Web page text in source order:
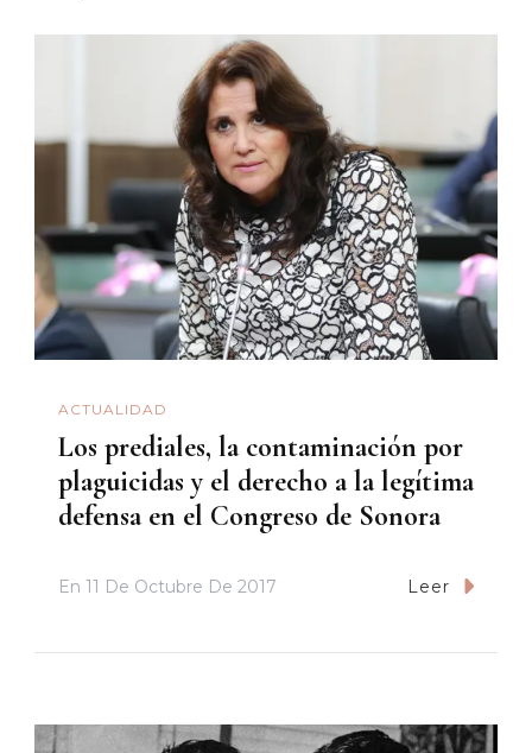
ACTUALIDAD
Los prediales, la contaminación por
plaguicidas y el derecho a la legítima
defensa en el Congreso de Sonora
En 11 De Octubre De 2017 Leer